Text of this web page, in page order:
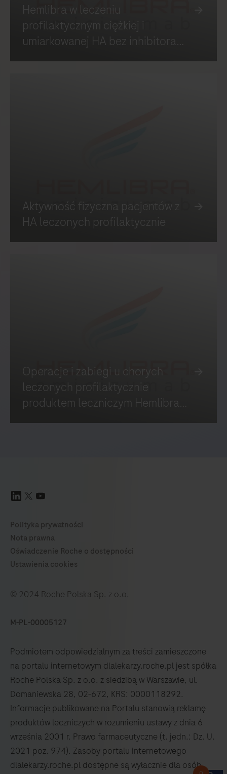
© 2024 Roche Polska Sp. z o.o.
M-PL-00005127
Podmiotem odpowiedzialnym za treści zamieszczone
na portalu internetowym dlalekarzy.roche.pl jest spółka
Roche Polska Sp. z o.o. z siedzibą w Warszawie, ul.
Domaniewska 28, 02-672, KRS: 0000118292.
Informacje publikowane na Portalu stanowią reklamę
produktów leczniczych w rozumieniu ustawy z dnia 6
września 2001 r. Prawo farmaceutyczne (t. jedn.: Dz. U.
2021 poz. 974). Zasoby portalu internetowego
dlalekarzy.roche.pl dostępne są wyłacznie dla osób